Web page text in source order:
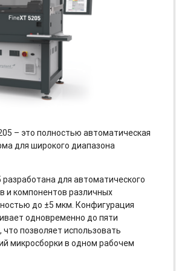
– это полностью автоматическая
для широкого диапазона
для автоматического
и компонентов различных
до ±5 мкм. Конфигурация
одновременно до пяти
позволяет использовать
микросборки в одном рабочем